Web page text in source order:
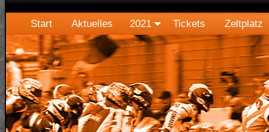
Start Aktuelles 2021 Tickets Zeltplatz